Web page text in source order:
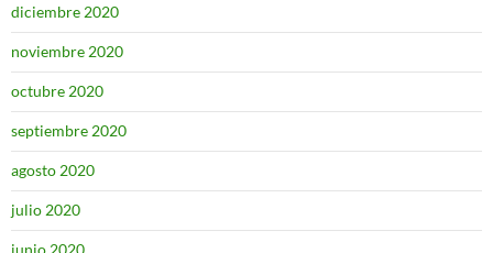
diciembre 2020
noviembre 2020
octubre 2020
septiembre 2020
agosto 2020
julio 2020
junio 2020